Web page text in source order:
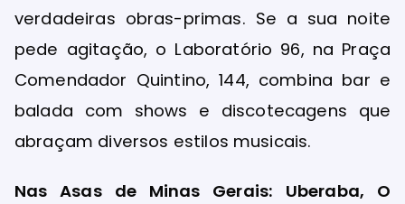
verdadeiras obras-primas. Se a sua noite
pede agitação, o Laboratório 96, na Praça
Comendador Quintino, 144, combina bar e
balada com shows e discotecagens que
abraçam diversos estilos musicais.
Nas Asas de Minas Gerais: Uberaba, O